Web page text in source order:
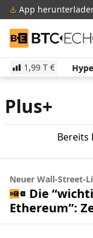
App
BTC-ECHO
1,99 T €
€ -0.20%
Plus+
Bereits
Neuer Wall-Street-
Die
Ethereum”: